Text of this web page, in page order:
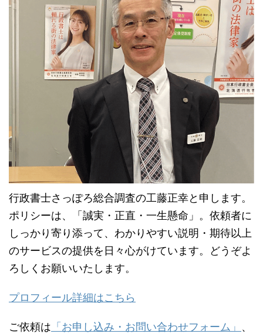
行政書士さっぽろ総合調査の工藤正幸と申します。
ポリシーは、「誠実・正直・一生懸命」。依頼者に
しっかり寄り添って、わかりやすい説明・期待以上
のサービスの提供を日々心がけています。どうぞよ
ろしくお願いいたします。
プロフィール詳細はこちら
ご依頼は 「お申し込み・お問い合わせフォーム」 、